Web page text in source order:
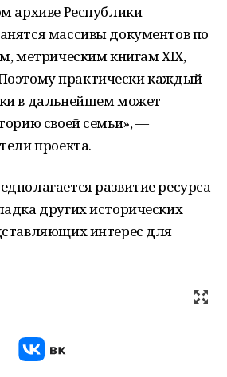
архиве Республики
массивы документов по
метрическим книгам XIX,
Поэтому практически каждый
в дальнейшем может
своей семьи», —
проекта.
развитие ресурса
других исторических
интерес для